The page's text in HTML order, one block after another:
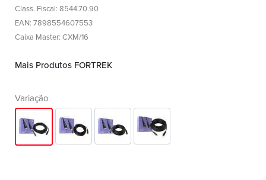
Class. Fiscal: 8544.70.90
EAN: 7898554607553
Caixa Master: CXM/16
Mais Produtos FORTREK
Variação